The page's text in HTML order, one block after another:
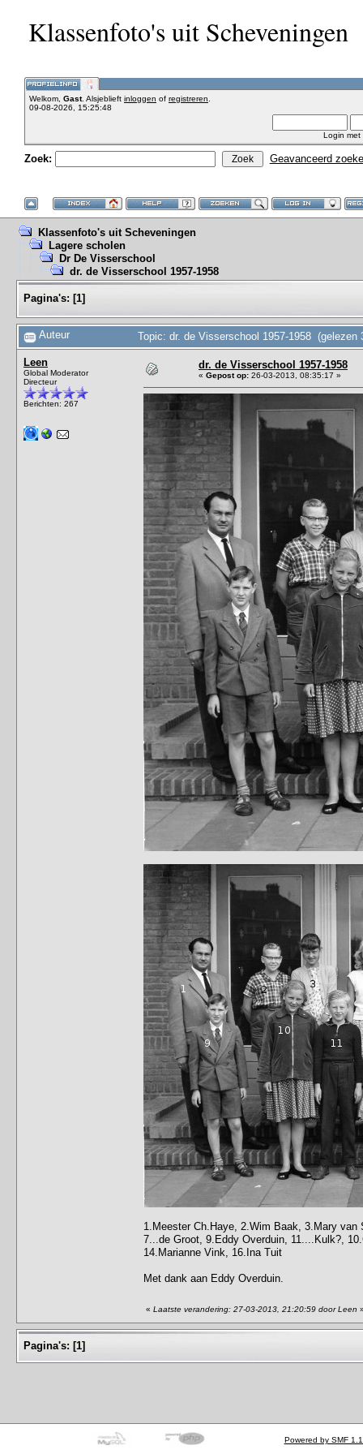
Klassenfoto's uit Scheveningen
Welkom, Gast. Alsjeblieft inloggen of registreren
09-08-2026, 15:25:48
Login met
Zoek: Geavanceerd
Klassenfoto's uit Scheveningen
Lagere scholen
Dr De Visserschool
dr. de Visserschool 1957-1958
Pagina's: [1]
Auteur Topic: dr. de Visserschool 1957-1958 (gelezen
Leen
Global Moderator
Directeur
Berichten: 267
dr. de Visserschool 1957-1958
« Gepost op: 26-03-2013, 08:35:17 »
1.Meester Ch.Haye, 2.Wim Baak, 3.Mary
7...de Groot, 9.Eddy Overduin, 11....Kulk?,
14.Marianne Vink, 16.Ina Tuit
Met dank aan Eddy Overduin.
« Laatste verandering: 27-03-2013, 21:20:59 door Leen
Pagina's: [1]
Powered by SMF